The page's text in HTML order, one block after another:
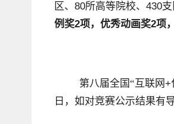
区、 80所高等院校、 430支
例奖2项，优秀动画奖2项
第八届全国“互联网+
日，如对竞赛公示结果有